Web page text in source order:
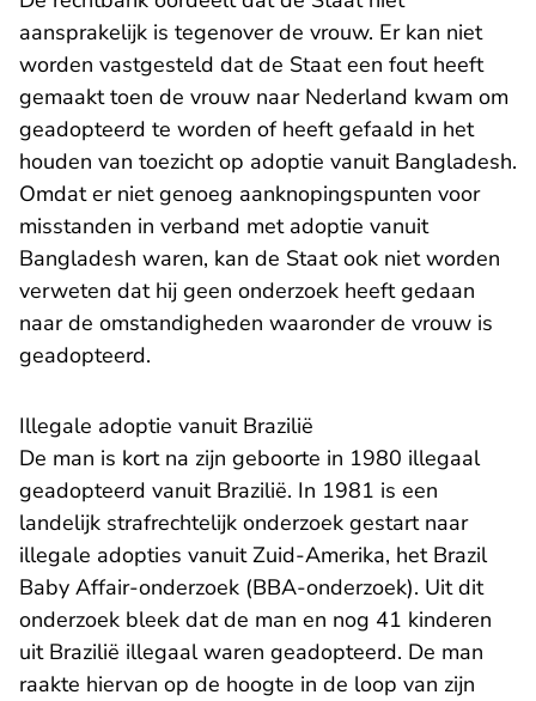
aansprakelijk is tegenover de vrouw. Er kan niet
worden vastgesteld dat de Staat een fout heeft
gemaakt toen de vrouw naar Nederland kwam om
geadopteerd te worden of heeft gefaald in het
houden van toezicht op adoptie vanuit Bangladesh.
Omdat er niet genoeg aanknopingspunten voor
misstanden in verband met adoptie vanuit
Bangladesh waren, kan de Staat ook niet worden
verweten dat hij geen onderzoek heeft gedaan
naar de omstandigheden waaronder de vrouw is
geadopteerd.
Illegale adoptie vanuit Brazilië
De man is kort na zijn geboorte in 1980 illegaal
geadopteerd vanuit Brazilië. In 1981 is een
landelijk strafrechtelijk onderzoek gestart naar
illegale adopties vanuit Zuid-Amerika, het Brazil
Baby Affair-onderzoek (BBA-onderzoek). Uit dit
onderzoek bleek dat de man en nog 41 kinderen
uit Brazilië illegaal waren geadopteerd. De man
raakte hiervan op de hoogte in de loop van zijn